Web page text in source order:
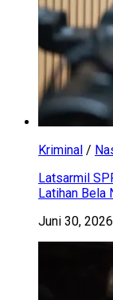
Kriminal /
Latsarmil
Latihan Bela
Juni 30, 2026